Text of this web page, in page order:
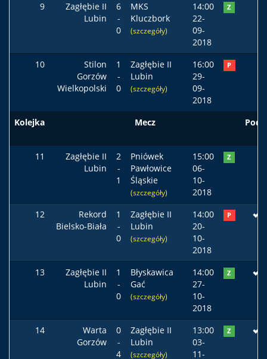
9
Zagłębie II
Lubin
6
-
0
MKS
Kluczbork
(szczegóły)
14:00
22-
09-
2018
Z
10
Stilon
Gorzów
Wielkopolski
1
-
0
Zagłębie II
Lubin
(szczegóły)
16:00
29-
09-
2018
P
Kolejka Mecz
11
Zagłębie II
Lubin
2
-
1
Pniówek
Pawłowice
Śląskie
(szczegóły)
15:00
06-
10-
2018
Z
12
Rekord
Bielsko-Biała
1
-
0
Zagłębie II
Lubin
(szczegóły)
14:00
20-
10-
2018
P
13
Zagłębie II
Lubin
1
-
0
Błyskawica
Gać
(szczegóły)
14:00
27-
10-
2018
Z
14
Warta
Gorzów
0
-
4
Zagłębie II
Lubin
(szczegóły)
13:00
03-
11-
Z